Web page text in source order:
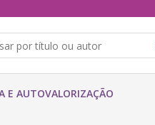
E AUTOVALORIZAÇÃO